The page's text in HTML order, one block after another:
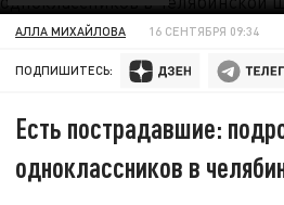
АЛЛА МИХАЙЛОВА 16 СЕНТЯБРЯ 09:34
ПОДПИШИТЕСЬ:
Есть пострадавшие:
одноклассников в